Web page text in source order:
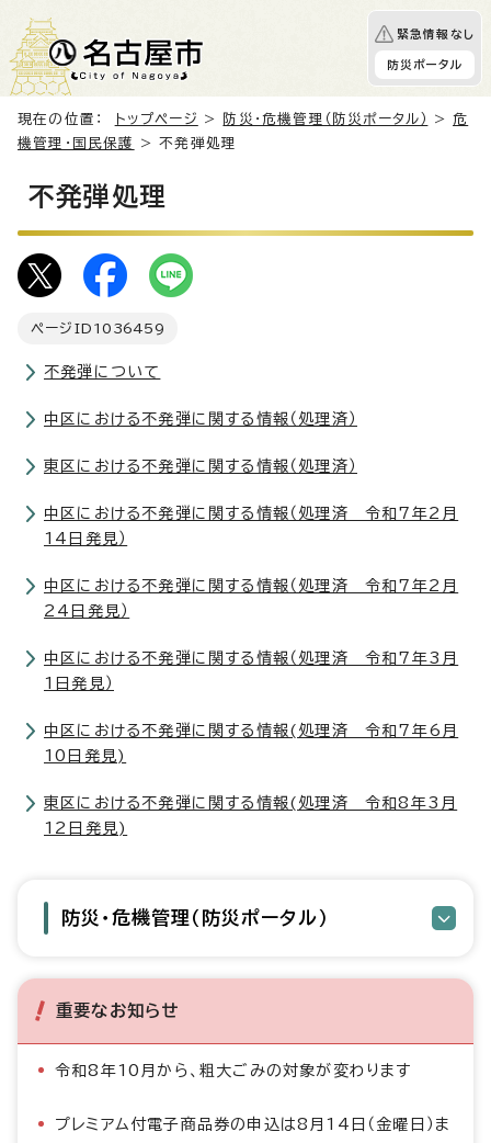
緊急情報なし
防災ポータル
現在の位置： トップページ > 防災・危機管理（防災ポータル） >危
機管理・国民保護
> 不発弾処理
不発弾処理
ページID 1036459
不発弾について
中区における不発弾に関する情報（処理済）
東区における不発弾に関する情報（処理済）
中区における不発弾に関する情報（処理済 令和7年2月
14日発見）
中区における不発弾に関する情報（処理済 令和7年2月
24日発見）
中区における不発弾に関する情報（処理済 令和7年3月
1日発見）
中区における不発弾に関する情報(処理済 令和7年6月
10日発見)
東区における不発弾に関する情報(処理済 令和8年3月
12日発見)
防災・危機管理（防災ポータル）
重要なお知らせ
令和8年10月から、粗大ごみの対象が変わります
プレミアム付電子商品券の申込は8月14日（金曜日）ま